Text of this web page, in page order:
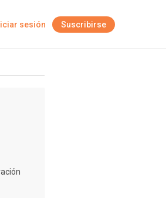
sesión Suscribirse